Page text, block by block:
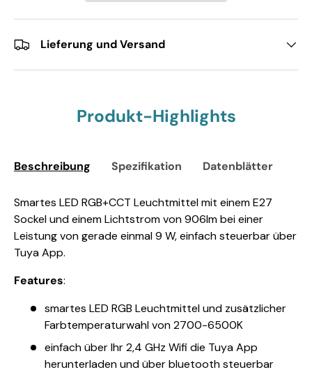
Lieferung und Versand
Produkt-Highlights
Beschreibung Spezifikation Datenblätter
Smartes LED RGB+CCT Leuchtmittel mit einem E27
Sockel und einem Lichtstrom von 906lm bei einer
Leistung von gerade einmal 9 W, einfach steuerbar über
Tuya App.
Features:
smartes LED RGB Leuchtmittel und zusätzlicher
Farbtemperaturwahl von 2700-6500K
einfach über Ihr 2,4 GHz Wifi die Tuya App
herunterladen und über bluetooth steuerbar